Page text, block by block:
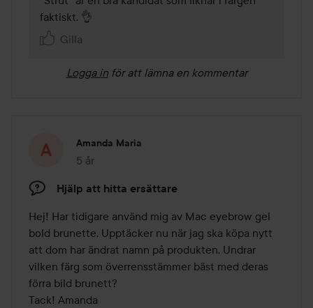
faktiskt. 👌
Gilla
Logga in för att lämna en kommentar
Amanda Maria
5 år
Inlägget skapades 5 år
Hjälp att hitta ersättare
Hej! Har tidigare använd mig av Mac eyebrow gel
bold brunette. Upptäcker nu när jag ska köpa nytt
att dom har ändrat namn på produkten. Undrar
vilken färg som överrensstämmer bäst med deras
förra bild brunett?
Tack! Amanda